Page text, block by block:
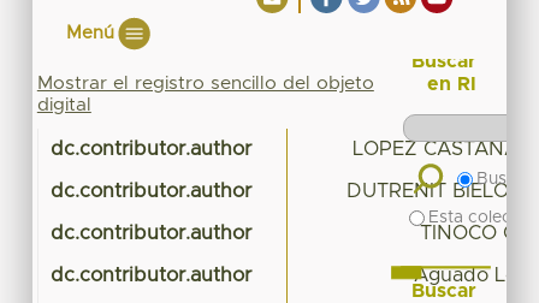
Menú
Mostrar el registro sencillo del objeto
digital
dc.contributor.author LOPEZ
dc.contributor.author DUTRENIT
dc.contributor.author TINOCO
dc.contributor.author Aguado
Buscar
en RI
Buscar
Esta
Buscar